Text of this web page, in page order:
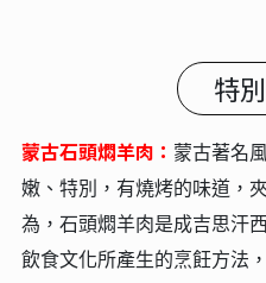
特
蒙古石頭燜羊肉： 蒙古著名
嫩、特別，有燒烤的味道，
為，石頭燜羊肉是成吉思汗
飲食文化所產生的烹飪方法